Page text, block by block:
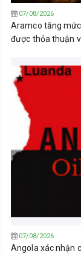
07/08/2026
Aramco tăng
được thỏa thuận
07/08/2026
Angola xác nhận